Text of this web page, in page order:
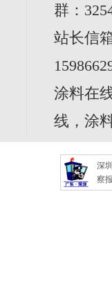
群：
站长信
涂料在
线，涂
深
察